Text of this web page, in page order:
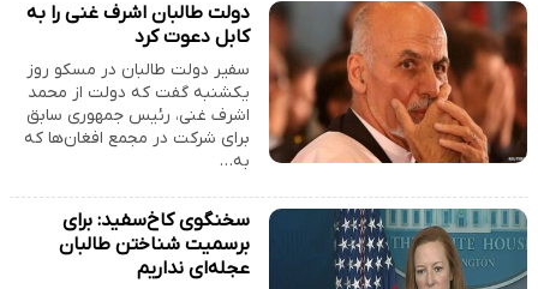
دولت طالبان اشرف غنی را به
کابل دعوت کرد
سفیر دولت طالبان در مسکو روز
یکشنبه گفت که دولت از محمد
اشرف غنی، رئیس جمهوری سابق
برای شرکت در مجمع افغان‌ها که
به…
سخنگوی کا‌خ‌سفید: برای
برسمیت شناختن طالبان
عجله‌ای نداریم